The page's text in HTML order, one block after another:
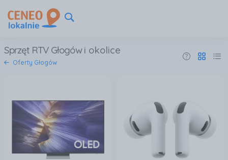
Sprzęt RTV Głogówi okolice
Oferty Głogów